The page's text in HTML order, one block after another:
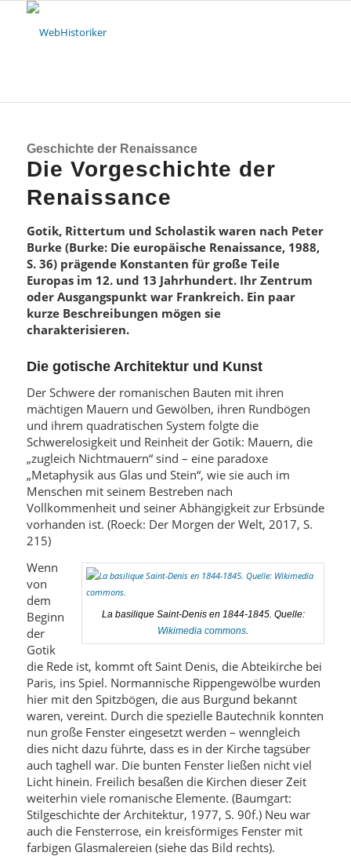
Geschichte der Renaissance
Die Vorgeschichte der
Renaissance
Gotik, Rittertum und Scholastik waren nach Peter
Burke (Burke: Die europäische Renaissance, 1988,
S. 36) prägende Konstanten für große Teile
Europas im 12. und 13 Jahrhundert. Ihr Zentrum
oder Ausgangspunkt war Frankreich. Ein paar
kurze Beschreibungen mögen sie
charakterisieren.
Die gotische Architektur und Kunst
Der Schwere der romanischen Bauten mit ihren
mächtigen Mauern und Gewölben, ihren Rundbögen
und ihrem quadratischen System folgte die
Schwerelosigkeit und Reinheit der Gotik: Mauern, die
„zugleich Nichtmauern“ sind – eine paradoxe
„Metaphysik aus Glas und Stein“, wie sie auch im
Menschen mit seinem Bestreben nach
Vollkommenheit und seiner Abhängigkeit zur Erbsünde
vorhanden ist. (Roeck: Der Morgen der Welt, 2017, S.
215)
La basilique Saint-Denis en 1844-1845. Quelle:
Wikimedia commons
Wenn
von
dem
Beginn
der
Gotik
die Rede ist, kommt oft Saint Denis, die Abteikirche bei
Paris, ins Spiel. Normannische Rippengewölbe wurden
hier mit den Spitzbögen, die aus Burgund bekannt
waren, vereint. Durch die spezielle Bautechnik konnten
nun große Fenster eingesetzt werden – wenngleich
dies nicht dazu führte, dass es in der Kirche tagsüber
auch taghell war. Die bunten Fenster ließen nicht viel
Licht hinein. Freilich besaßen die Kirchen dieser Zeit
weiterhin viele romanische Elemente. (Baumgart:
Stilgeschichte der Architektur, 1977, S. 90f.) Neu war
auch die Fensterrose, ein kreisförmiges Fenster mit
farbigen Glasmalereien (siehe das Bild rechts).